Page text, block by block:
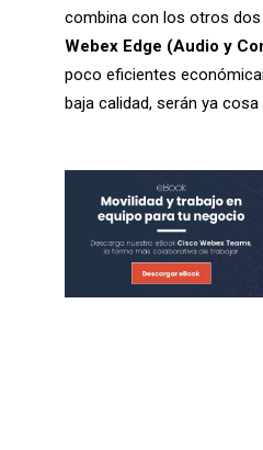
combina con los otros
Webex Edge (Audio y
poco eficientes
baja calidad, serán ya cosa